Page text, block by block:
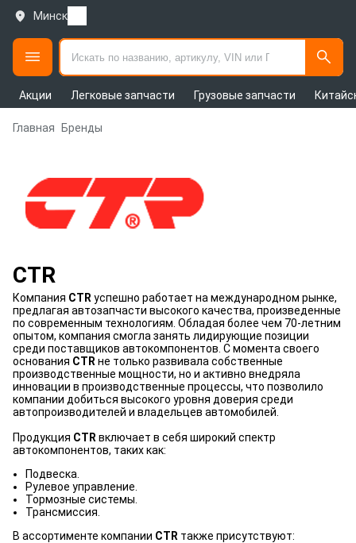
Минск
Акции Легковые запчасти Грузовые запчасти
Главная Бренды
CTR
Компания CTR успешно работает на международном рынке,
предлагая автозапчасти высокого качества, произведенные
по современным технологиям. Обладая более чем 70-летним
опытом, компания смогла занять лидирующие позиции
среди поставщиков автокомпонентов. С момента своего
основания CTR не только развивала собственные
производственные мощности, но и активно внедряла
инновации в производственные процессы, что позволило
компании добиться высокого уровня доверия среди
автопроизводителей и владельцев автомобилей.
Продукция CTR включает в себя широкий спектр
автокомпонентов, таких как:
Подвеска.
Рулевое управление.
Тормозные системы.
Трансмиссия.
В ассортименте компании CTR также присутствуют: